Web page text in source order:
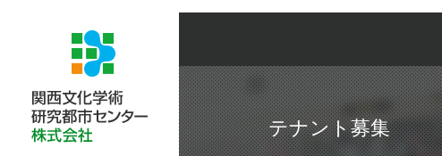
テナント募集